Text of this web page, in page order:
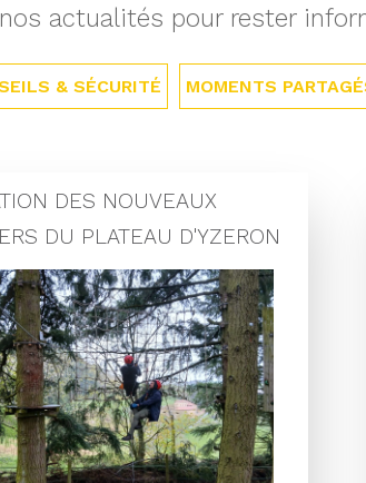
actualités pour rester
& SÉCURITÉ MOMENTS
DES NOUVEAUX
DU PLATEAU D'YZERON